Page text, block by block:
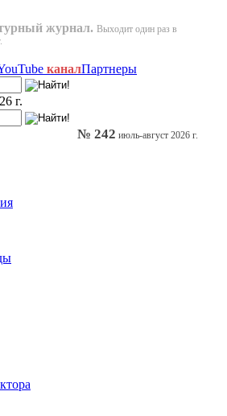
журнал. Выходит один раз в
каналПартнеры
г.
№ 242 июль-август 2026 г.